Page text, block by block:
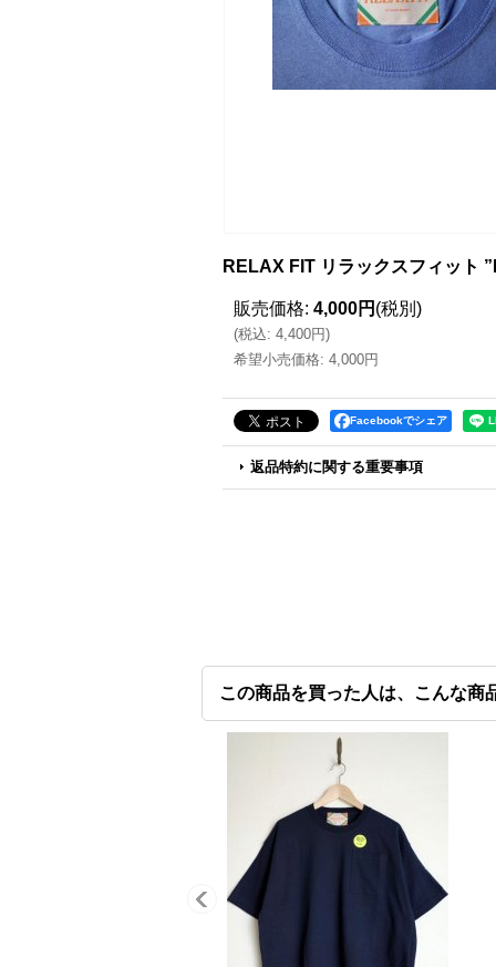
RELAX FIT リラックスフィット
販売価格: 4,000円 (税別)
(税込: 4,400円)
希望小売価格: 4,000円
Facebookでシェア
返品特約に関する重要事項
この商品を買った人は、こんな商